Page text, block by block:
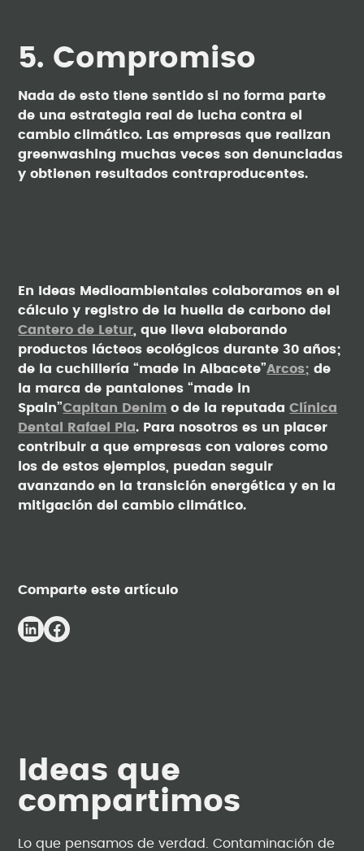
Comparte este artículo
5. Compromiso
Nada de esto tiene sentido si no forma parte
de una estrategia real de lucha contra el
cambio climático. Las empresas que realizan
greenwashing muchas veces son denunciadas
y obtienen resultados contraproducentes.
En Ideas Medioambientales colaboramos en el
cálculo y registro de la huella de carbono del
Cantero de Letur , que lleva elaborando
productos lácteos ecológicos durante 30 años;
de la cuchillería “made in Albacete”Arcos; de
la marca de pantalones “made in
Spain”Capitan Denim o de la reputadaClínica
Dental Rafael Pla. Para nosotros es un placer
contribuir a que empresas con valores como
los de estos ejemplos, puedan seguir
avanzando en la transición energética y en la
mitigación del cambio climático.
Ideas que
compartimos
Lo que pensamos de verdad. Contaminación de